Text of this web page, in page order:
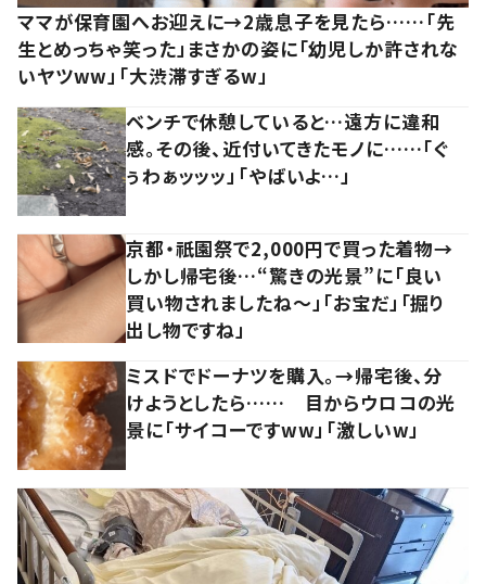
ママが保育園へお迎えに→2歳息子を見たら……「先
生とめっちゃ笑った」まさかの姿に「幼児しか許されな
いヤツww」「大渋滞すぎるw」
ベンチで休憩していると…遠方に違和
感。その後、近付いてきたモノに……「ぐ
ぅわぁッッッ」「やばいよ…」
京都・祇園祭で2,000円で買った着物→
しかし帰宅後…“驚きの光景”に「良い
買い物されましたね～」「お宝だ」「掘り
出し物ですね」
ミスドでドーナツを購入。→帰宅後、分
けようとしたら…… 目からウロコの光
景に「サイコーですww」「激しいw」